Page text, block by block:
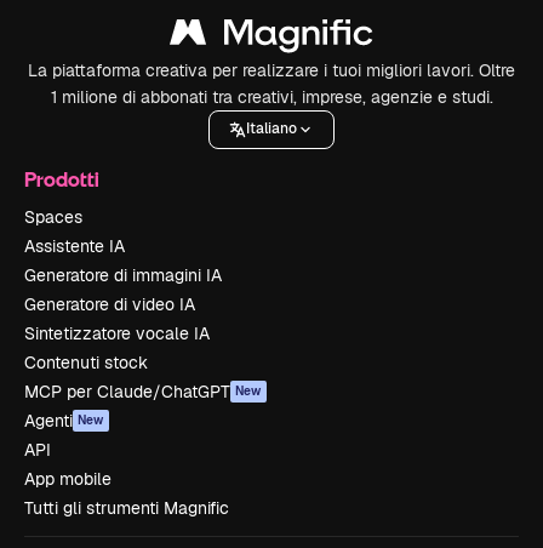
La piattaforma creativa per realizzare i tuoi migliori lavori. Oltre
1 milione di abbonati tra creativi, imprese, agenzie e studi.
Italiano
Prodotti
Spaces
Assistente IA
Generatore di immagini IA
Generatore di video IA
Sintetizzatore vocale IA
Contenuti stock
MCP per Claude/ChatGPT New
Agenti New
API
App mobile
Tutti gli strumenti Magnific